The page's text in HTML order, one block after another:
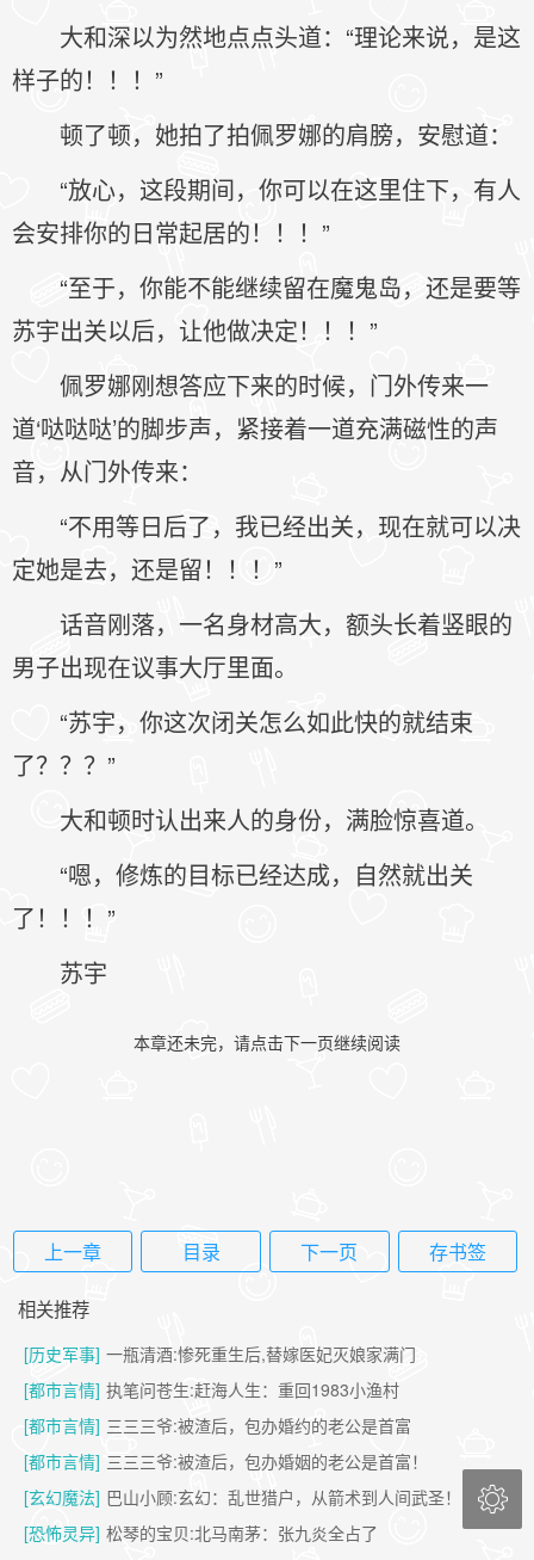
大和深以为然地点点头道：“理论来说，是这
样子的！！！”
顿了顿，她拍了拍佩罗娜的肩膀，安慰道：
“放心，这段期间，你可以在这里住下，有人
会安排你的日常起居的！！！”
“至于，你能不能继续留在魔鬼岛，还是要等
苏宇出关以后，让他做决定！！！”
佩罗娜刚想答应下来的时候，门外传来一
道‘哒哒哒’的脚步声，紧接着一道充满磁性的声
音，从门外传来：
“不用等日后了，我已经出关，现在就可以决
定她是去，还是留！！！”
话音刚落，一名身材高大，额头长着竖眼的
男子出现在议事大厅里面。
“苏宇，你这次闭关怎么如此快的就结束
了？？？”
大和顿时认出来人的身份，满脸惊喜道。
“嗯，修炼的目标已经达成，自然就出关
了！！！”
苏宇
本章还未完，请点击下一页继续阅读
上一章 目录 下一页 存书签
相关推荐
[历史军事] 一瓶清酒:惨死重生后,替嫁医妃灭娘家满门
[都市言情] 执笔问苍生:赶海人生：重回1983小渔村
[都市言情] 三三三爷:被渣后，包办婚约的老公是首富
[都市言情] 三三三爷:被渣后，包办婚姻的老公是首富！
[玄幻魔法] 巴山小顾:玄幻：乱世猎户，从箭术到人间武圣！
[恐怖灵异] 松琴的宝贝:北马南茅：张九炎全占了
